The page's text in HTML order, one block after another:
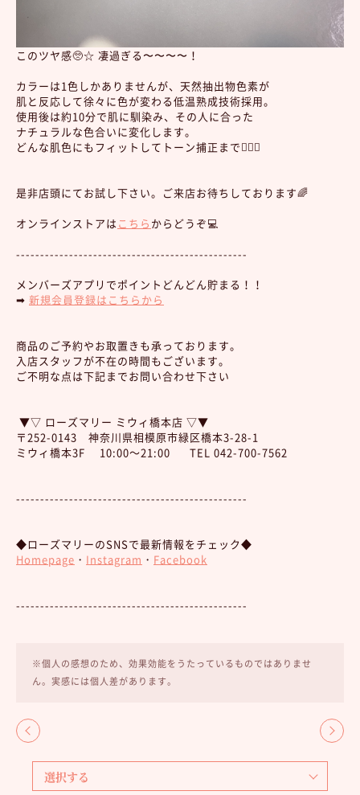
このツヤ感🥺☆ 凄過ぎる〜〜〜〜！
カラーは1色しかありませんが、天然抽出物色素が
肌と反応して徐々に色が変わる低温熟成技術採用。
使用後は約10分で肌に馴染み、その人に合った
ナチュラルな色合いに変化します。
どんな肌色にもフィットしてトーン捕正まで🙆🏻‍♀️
是非店頭にてお試し下さい。ご来店お待ちしております🌈
オンラインストアは こちら からどうぞ💻
------------------------------------------------
メンバーズアプリでポイントどんどん貯まる！！
➡︎ 新規会員登録はこちらから
商品のご予約やお取置きも承っております。
入店スタッフが不在の時間もございます。
ご不明な点は下記までお問い合わせ下さい
▼▽ ローズマリー ミウィ橋本店 ▽▼
〒252-0143 神奈川県相模原市緑区橋本3-28-1
ミウィ橋本3F 10:00～21:00 TEL 042-700-7562
------------------------------------------------
◆ローズマリーのSNSで最新情報をチェック◆
Homepage ・ Instagram ・ Facebook
------------------------------------------------
※個人の感想のため、効果効能をうたっているものではありませ
ん。実感には個人差があります。